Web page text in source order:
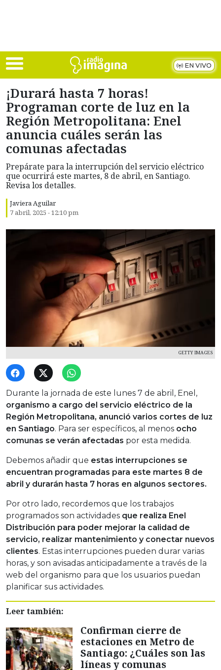
EN VIVO
¡Durará hasta 7 horas!
Programan corte de luz en la
Región Metropolitana: Enel
anuncia cuáles serán las
comunas afectadas
Prepárate para la interrupción del servicio eléctrico
que ocurrirá este martes, 8 de abril, en Santiago.
Revisa los detalles.
Javiera Aguilar
7 abril, 2025 - 12:10 pm
GETTY IMAGES
Durante la jornada de este lunes 7 de abril, Enel,
organismo a cargo del servicio eléctrico de la
Región Metropolitana, anunció varios cortes de luz
en Santiago. Para ser específicos, al menos ocho
comunas se verán afectadas por esta medida.
Debemos añadir que estas interrupciones se
encuentran programadas para este martes 8 de
abril y durarán hasta 7 horas en algunos sectores.
Por otro lado, recordemos que los trabajos
programados son actividades que realiza Enel
Distribución para poder mejorar la calidad de
servicio, realizar mantenimiento y conectar nuevos
clientes. Estas interrupciones pueden durar varias
horas, y son avisadas anticipadamente a través de la
web del organismo para que los usuarios puedan
planificar sus actividades.
Leer también:
Confirman cierre de
estaciones en Metro de
Santiago: ¿Cuáles son las
líneas y comunas